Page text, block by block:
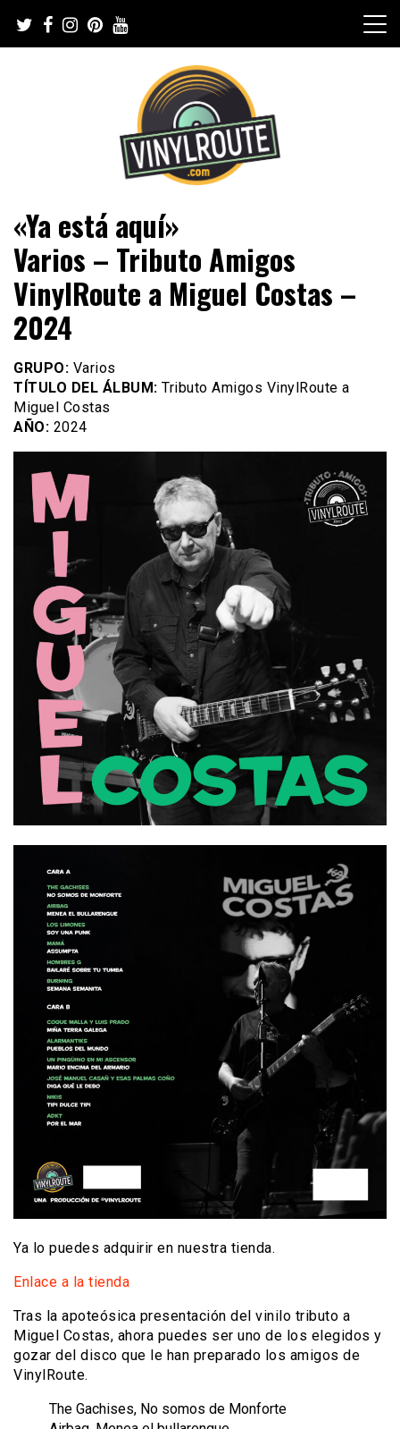
content
VinylRoute
«Ya está aquí»
Varios – Tributo Amigos
VinylRoute a Miguel Costas –
2024
GRUPO: Varios
TÍTULO DEL ÁLBUM: Tributo Amigos VinylRoute a
Miguel Costas
AÑO: 2024
Ya lo puedes adquirir en nuestra tienda.
Enlace a la tienda
Tras la apoteósica presentación del vinilo tributo a
Miguel Costas, ahora puedes ser uno de los elegidos y
gozar del disco que le han preparado los amigos de
VinylRoute.
The Gachises, No somos de Monforte